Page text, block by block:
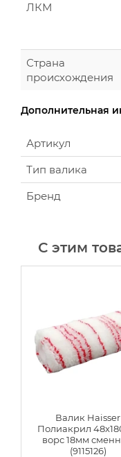
ЛКМ
Страна
происхождения
Дополнительная
Артикул
Тип валика
Бренд
С этим
Валик Haisser
Полиакрил
ворс 18мм
(9115126)